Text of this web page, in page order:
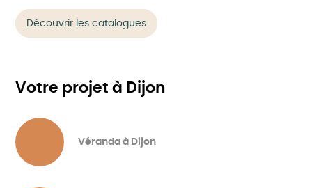
Découvrir les catalogues
Votre projet à Dijon
Véranda à Dijon